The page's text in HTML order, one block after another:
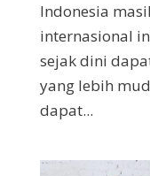
Indonesia
internasional
sejak dini
yang lebih
dapat...